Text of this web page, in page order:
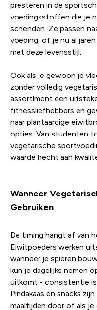
presteren in de
voedingsstoffen die je
schenden. Ze passen
voeding, of je nu al
met deze levensstijl.
Ook als je gewoon je
zonder volledig
assortiment een
fitnessliefhebbers en
naar plantaardige
opties. Van studenten
vegetarische
waarde hecht aan
Wanneer
Gebruiken
De timing hangt af van
Eiwitpoeders werken
wanneer je spieren
kun je dagelijks nemen
uitkomt - consistentie is
Pindakaas en snacks
maaltijden door of als